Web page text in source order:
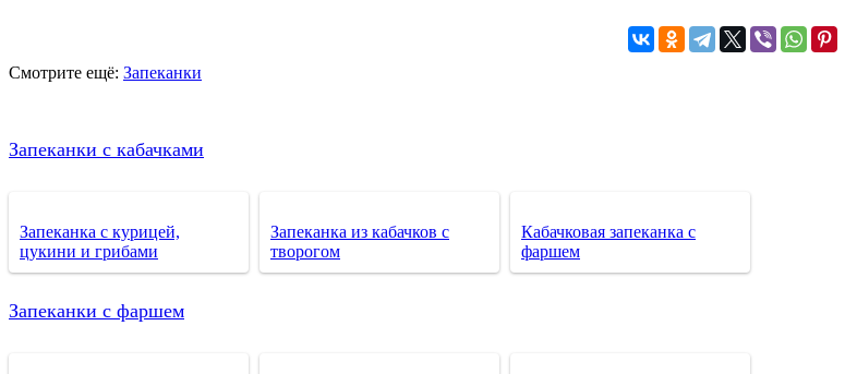
Смотрите ещё: Запеканки
Запеканки с кабачками
Запеканка с курицей,
цукини и грибами
Запеканка из кабачков с
творогом
Кабачковая запеканка с
фаршем
Запеканки с фаршем